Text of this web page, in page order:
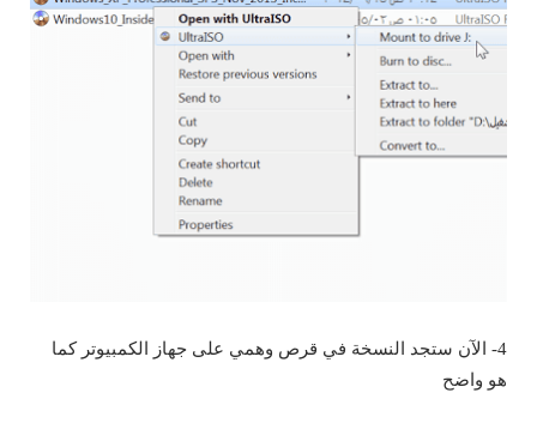
4- الآن ستجد النسخة في قرص وهمي على جهاز الكمبيوتر كما
هو واضح